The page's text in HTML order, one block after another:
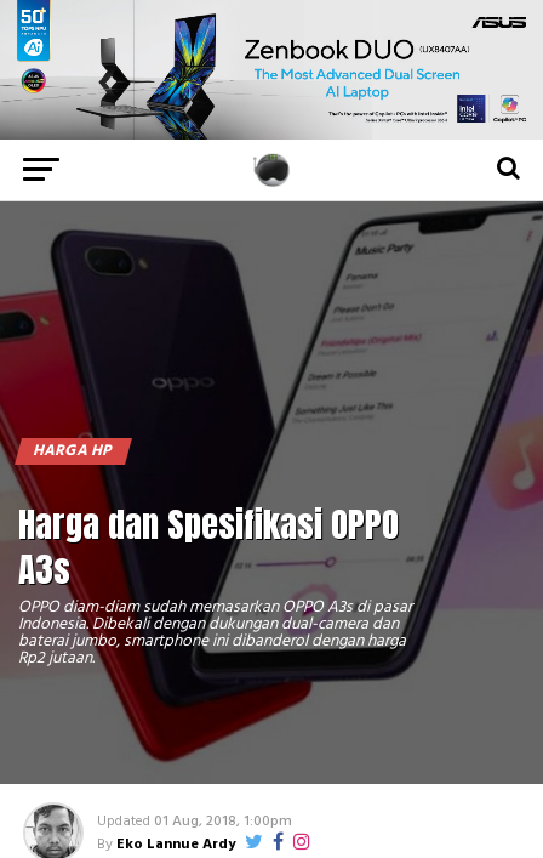
HARGA HP
Harga dan Spesifikasi OPPO
A3s
OPPO diam-diam sudah memasarkan OPPO A3s di pasar
Indonesia. Dibekali dengan dukungan dual-camera dan
baterai jumbo, smartphone ini dibanderol dengan harga
Rp2 jutaan.
Updated 01 Aug, 2018, 1:00pm
By Eko Lannue Ardy